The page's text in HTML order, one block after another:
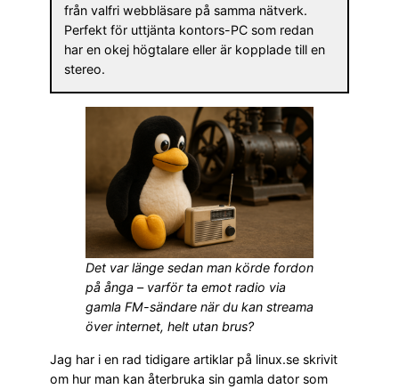
från valfri webbläsare på samma nätverk.
Perfekt för uttjänta kontors-PC som redan
har en okej högtalare eller är kopplade till en
stereo.
Det var länge sedan man körde fordon
på ånga – varför ta emot radio via
gamla FM-sändare när du kan streama
över internet, helt utan brus?
Jag har i en rad tidigare artiklar på linux.se skrivit
om hur man kan återbruka sin gamla dator som